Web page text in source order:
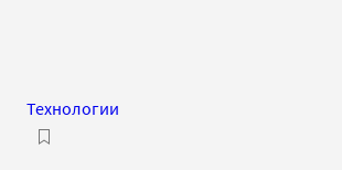
Технологии